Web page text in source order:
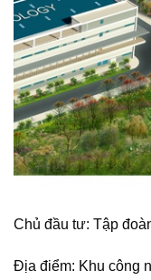
Chủ đầu tư: Tập
Địa điểm: Khu công